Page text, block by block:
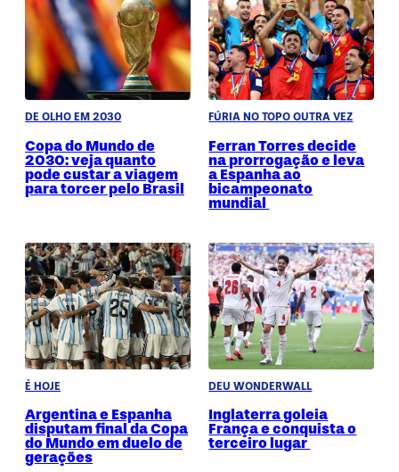
DE OLHO EM 2030
Copa do Mundo de
2030: veja quanto
pode custar a viagem
para torcer pelo Brasil
FÚRIA NO TOPO OUTRA VEZ
Ferran Torres decide
na prorrogação e leva
a Espanha ao
bicampeonato
mundial
É HOJE
Argentina e Espanha
disputam final da Copa
do Mundo em duelo de
gerações
DEU WONDERWALL
Inglaterra goleia
França e conquista o
terceiro lugar